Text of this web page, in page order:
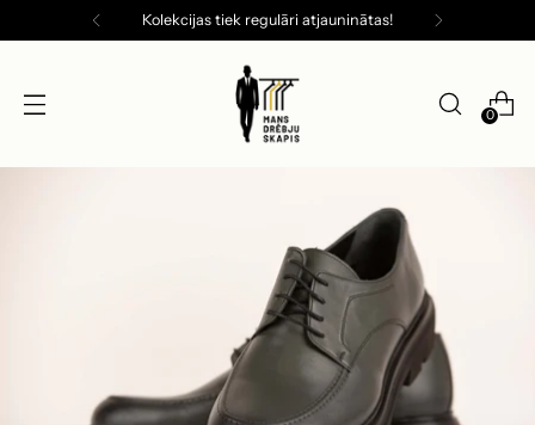
Kolekcijas tiek regulāri atjauninātas!
0